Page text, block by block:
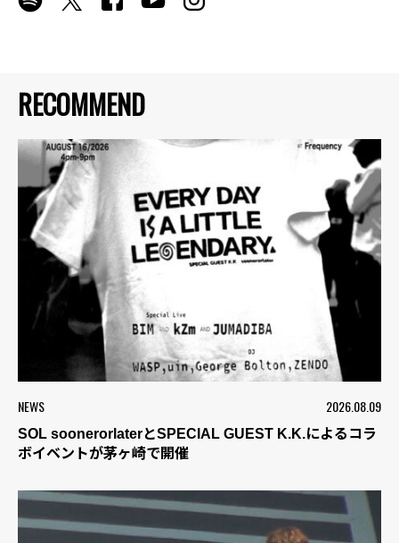
RECOMMEND
NEWS 2026.08.09
SOL soonerorlaterとSPECIAL GUEST K.K.によるコラ
ボイベントが茅ヶ崎で開催